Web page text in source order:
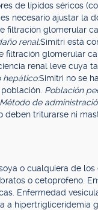
de lípidos séricos
necesario ajustar la
filtración glomerular
renal:Simitri está
filtración glomerular
renal leve cuya
hepático:Simitri no se
Población
Método de
triturarse ni
o cualquiera de
o cetoprofeno.
Enfermedad
hipertrigliceridemia